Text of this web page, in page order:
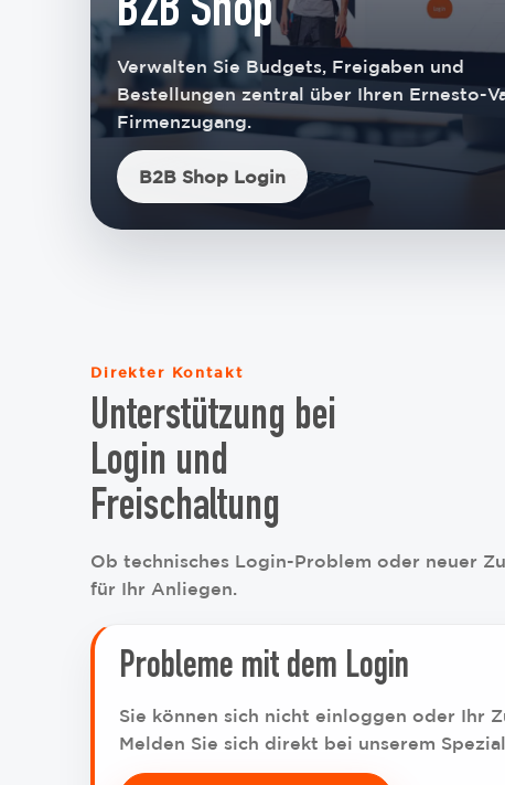
B2B Shop
Verwalten Sie Budgets, Freigaben und
Bestellungen zentral über Ihren Ernesto-
Firmenzugang.
B2B Shop Login
Direkter Kontakt
Unterstützung bei
Login und
Freischaltung
Ob technisches Login-Problem oder neuer
für Ihr Anliegen.
Probleme mit dem Login
Sie können sich nicht einloggen oder Ihr
Melden Sie sich direkt bei unserem